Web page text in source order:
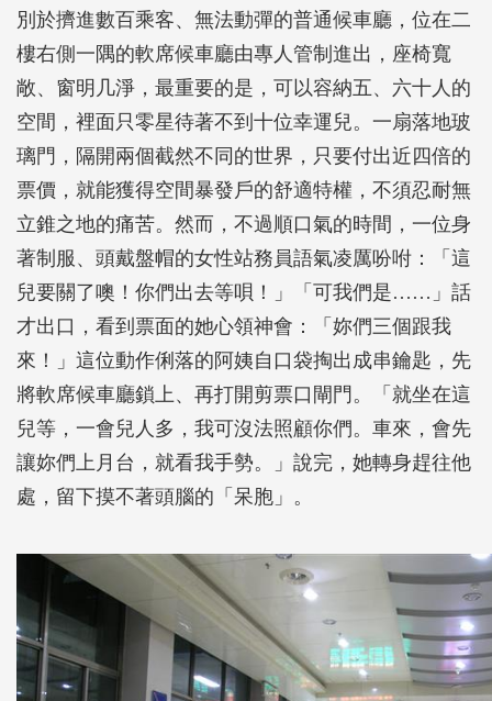
別於擠進數百乘客、無法動彈的普通候車廳，位在二
樓右側一隅的軟席候車廳由專人管制進出，座椅寬
敞、窗明几淨，最重要的是，可以容納五、六十人的
空間，裡面只零星待著不到十位幸運兒。一扇落地玻
璃門，隔開兩個截然不同的世界，只要付出近四倍的
票價，就能獲得空間暴發戶的舒適特權，不須忍耐無
立錐之地的痛苦。然而，不過順口氣的時間，一位身
著制服、頭戴盤帽的女性站務員語氣凌厲吩咐：「這
兒要關了噢！你們出去等唄！」「可我們是……」話
才出口，看到票面的她心領神會：「妳們三個跟我
來！」這位動作俐落的阿姨自口袋掏出成串鑰匙，先
將軟席候車廳鎖上、再打開剪票口閘門。「就坐在這
兒等，一會兒人多，我可沒法照顧你們。車來，會先
讓妳們上月台，就看我手勢。」說完，她轉身趕往他
處，留下摸不著頭腦的「呆胞」。